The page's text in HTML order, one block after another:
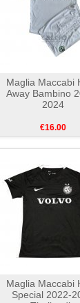
Maglia Maccabi
Away Bambino
2024
€16.00
Maglia Maccabi
Special 2022-